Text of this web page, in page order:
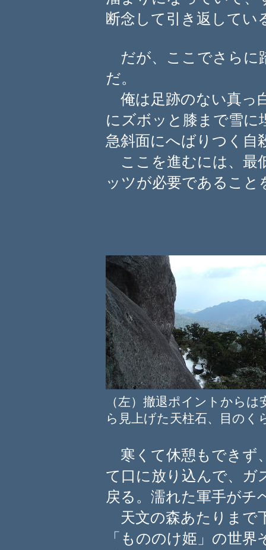
断念して引き返してい
だが、ここでさらに
だ。
俺は足跡のない真っ
にズボッと膝まで雪に
急斜面にへばりつく自
ここを進むには、最
ッツが必要であるこ
（左）撤退ポイントか
ら見上げた天柱石、目のく
寒くて休憩もできず
て口に放り込んで、ガ
戻る。濡れた軍手がチ
天文の森あたりまで
「もののけ姫」の世